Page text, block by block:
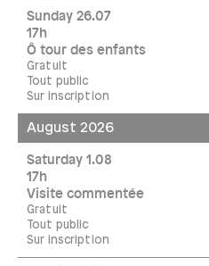
Sunday 26.07
17h
Ô tour des enfants
Gratuit
Tout public
Sur inscription
August 2026
Saturday 1.08
17h
Visite commentée
Gratuit
Tout public
Sur inscription